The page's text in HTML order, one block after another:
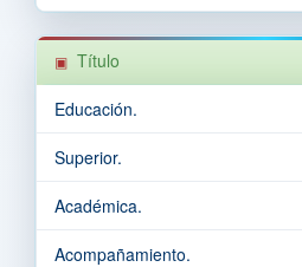
Título
Educación.
Superior.
Académica.
Acompañamiento.